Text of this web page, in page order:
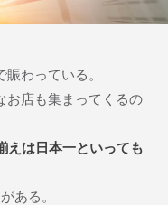
わっている。
お店も集まってくるの
えは日本一といっても
ある。